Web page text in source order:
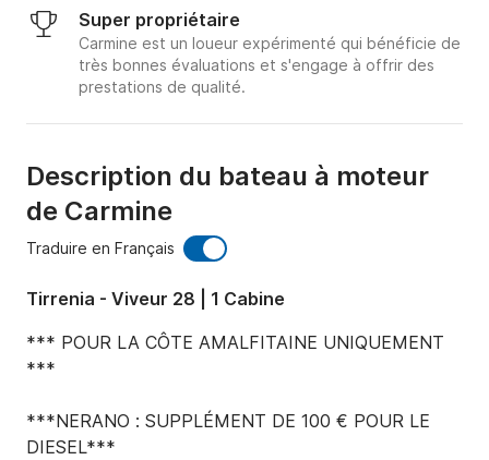
Super propriétaire
Carmine est un loueur expérimenté qui bénéficie de
très bonnes évaluations et s'engage à offrir des
prestations de qualité.
Description du bateau à moteur
de Carmine
Traduire en Français
Tirrenia - Viveur 28 | 1 Cabine
*** POUR LA CÔTE AMALFITAINE UNIQUEMENT
***
***NERANO : SUPPLÉMENT DE 100 € POUR LE
DIESEL***